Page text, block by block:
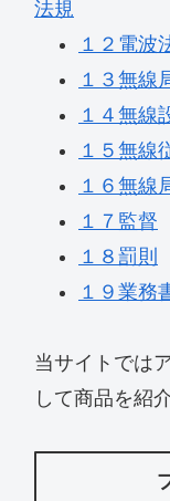
法規
１２電波
１３無線
１４無線
１５無線
１６無線
１７監督
１８罰則
１９業務
当サイトでは
して商品を紹